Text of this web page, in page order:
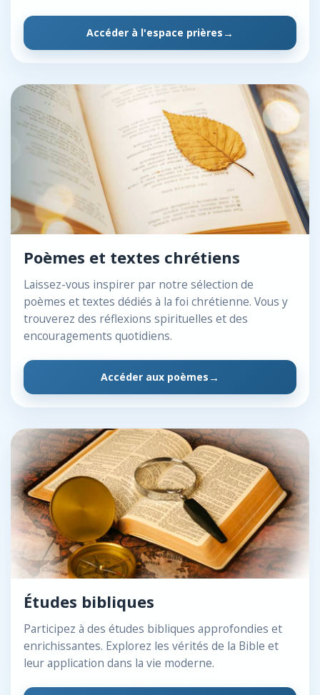
Accéder à l'espace prières
Poèmes et textes chrétiens
Laissez-vous inspirer par notre sélection de
poèmes et textes dédiés à la foi chrétienne. Vous y
trouverez des réflexions spirituelles et des
encouragements quotidiens.
Accéder aux poèmes
Études bibliques
Participez à des études bibliques approfondies et
enrichissantes. Explorez les vérités de la Bible et
leur application dans la vie moderne.